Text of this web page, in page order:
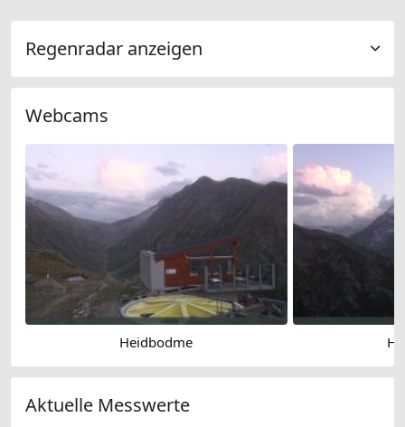
Regenradar anzeigen
Webcams
Heidbodme
Aktuelle Messwerte